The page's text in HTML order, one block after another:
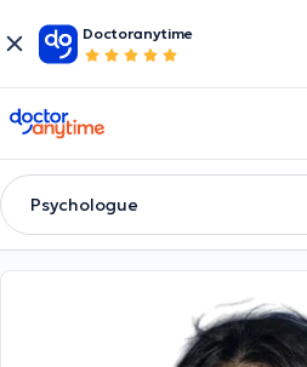
Doctoranytime
doctoranytime
Psychologue